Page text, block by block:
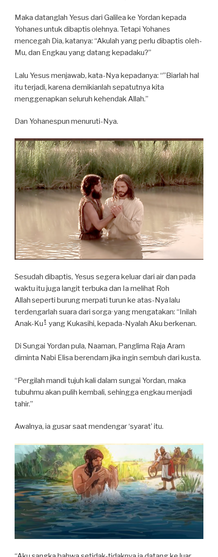
Maka datanglah Yesus dari Galilea ke Yordan kepada
Yohanesuntuk dibaptisolehnya. Tetapi Yohanes
mencegah Dia, katanya: “Akulah yang perlu dibaptis oleh-
Mu, dan Engkau yang datang kepadaku?”
Lalu Yesus menjawab, kata-Nya kepadanya: “”Biarlah hal
itu terjadi, karena demikianlah sepatutnya kita
menggenapkan seluruh kehendak Allah.”
Dan Yohanespun menuruti-Nya.
Sesudah dibaptis, Yesus segera keluar dari air dan pada
waktu itu juga langit terbuka dan Ia melihat Roh
Allahseperti burung merpati turun ke atas-Nyalalu
terdengarlah suara dari sorga, yang mengatakan: “Inilah
Anak-Ku t yang Kukasihi, kepada-Nyalah Aku berkenan.
Di Sungai Yordan pula, Naaman, Panglima Raja Aram
diminta Nabi Elisa berendam jika ingin sembuh dari kusta.
“Pergilah mandi tujuh kali dalam sungai Yordan, maka
tubuhmu akan pulih kembali, sehingga engkau menjadi
tahir.”
Awalnya, ia gusar saat mendengar ‘syarat’ itu.